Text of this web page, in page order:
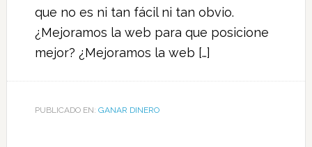
que no es ni tan fácil ni tan obvio.
¿Mejoramos la web para que posicione
mejor? ¿Mejoramos la web […]
PUBLICADO EN: GANAR DINERO